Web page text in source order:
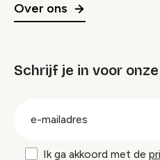
Over ons
Schrijf je in voor
Ik ga akkoord met de